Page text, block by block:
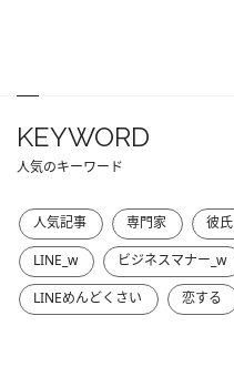
KEYWORD
人気のキーワード
人気記事 専門家 彼氏
LINE_w
ビジネスマナー_w
LINEめんどくさい
恋する